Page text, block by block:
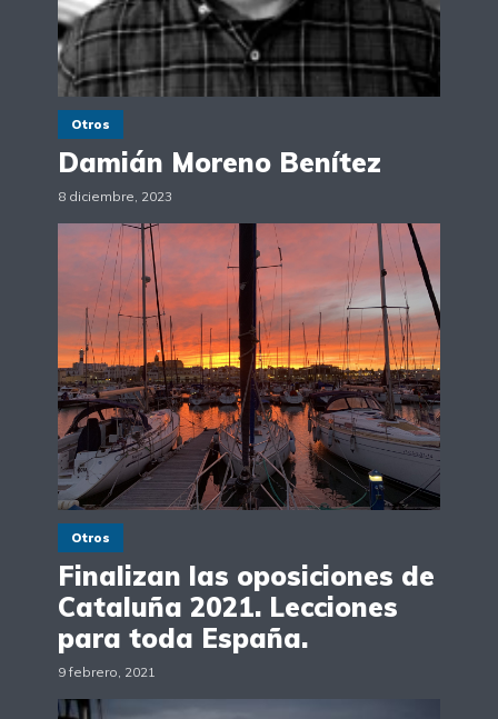
Otros
Damián Moreno Benítez
8 diciembre, 2023
Otros
Finalizan las oposiciones de
Cataluña 2021. Lecciones
para toda España.
9 febrero, 2021